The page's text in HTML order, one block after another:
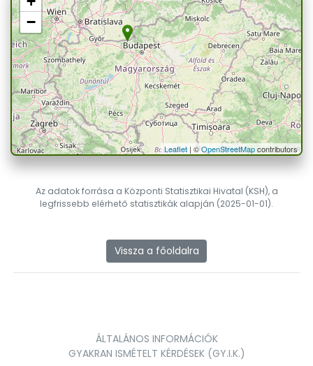
−
Leaflet| ©OpenStreetMapcontributors
Az adatok forrása a Központi Statisztikai Hivatal (KSH), a
legfrissebb elérhető statisztikák alapján (2025-01-01).
Vissza a főoldalra
ÁLTALÁNOS INFORMÁCIÓK
GYAKRAN ISMÉTELT KÉRDÉSEK (GY.I.K.)